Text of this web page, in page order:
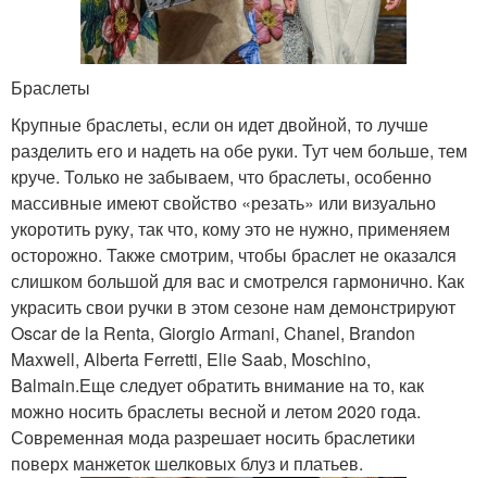
Браслеты
Крупные браслеты, если он идет двойной, то лучше
разделить его и надеть на обе руки. Тут чем больше, тем
круче. Только не забываем, что браслеты, особенно
массивные имеют свойство «резать» или визуально
укоротить руку, так что, кому это не нужно, применяем
осторожно. Также смотрим, чтобы браслет не оказался
слишком большой для вас и смотрелся гармонично. Как
украсить свои ручки в этом сезоне нам демонстрируют
Oscar de la Renta, Giorgio Armani, Chanel, Brandon
Maxwell, Alberta Ferretti, Elie Saab, Moschino,
Balmain.Еще следует обратить внимание на то, как
можно носить браслеты весной и летом 2020 года.
Современная мода разрешает носить браслетики
поверх манжеток шелковых блуз и платьев.